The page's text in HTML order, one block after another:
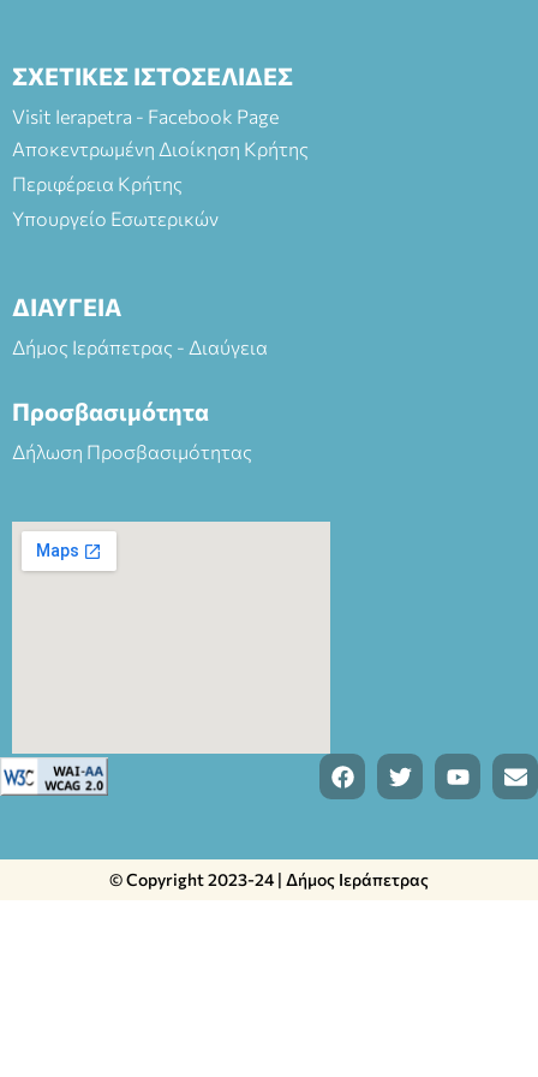
ΣΧΕΤΙΚΕΣ ΙΣΤΟΣΕΛΙΔΕΣ
Visit Ierapetra - Facebook Page
Αποκεντρωμένη Διοίκηση Κρήτης
Περιφέρεια Κρήτης
Υπουργείο Εσωτερικών
ΔΙΑΥΓΕΙΑ
Δήμος Ιεράπετρας - Διαύγεια
Προσβασιμότητα
Δήλωση Προσβασιμότητας
© Copyright 2023-24 | Δήμος Ιεράπετρας